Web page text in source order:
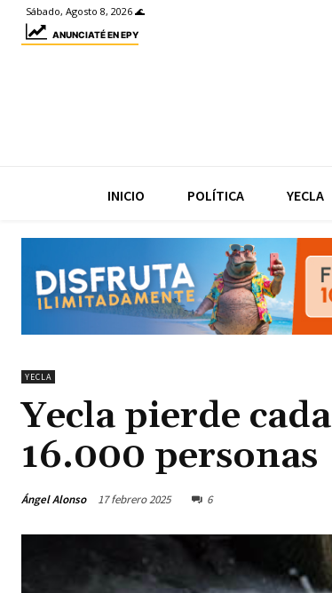
Sábado, Agosto 8, 2026 🌊
ANUNCIATÉ EN EPY
INICIO POLÍTICA YECLA
YECLA
Yecla pierde
16.000 personas
Ángel Alonso 17 febrero 2025 6